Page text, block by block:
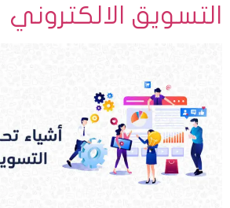
التسويق الالكتروني